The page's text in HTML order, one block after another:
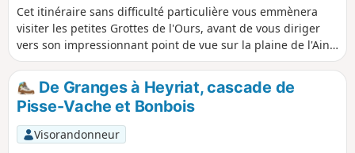
Cet itinéraire sans difficulté particulière vous emmènera
visiter les petites Grottes de l'Ours, avant de vous diriger
vers son impressionnant point de vue sur la plaine de l'Ain,
en bordure de falaise, perché à 400 m au-dessus de la
rivière l'Ain. Le parcours continue ensuite à travers les
sublimes forêts et villages pour se rendre vers la Cascade
de Pisse Vache que vous pourrez admirer en amont, en
aval, de face et de derrière. Le retour sur Granges se fait en
longeant les bords de l'Ain.
De Granges à Heyriat, cascade de
Pisse-Vache et Bonbois
Visorandonneur